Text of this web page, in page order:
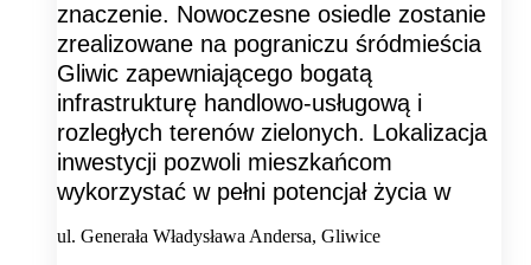
znaczenie. Nowoczesne osiedle zostanie
zrealizowane na pograniczu śródmieścia
Gliwic zapewniającego bogatą
infrastrukturę handlowo-usługową i
rozległych terenów zielonych. Lokalizacja
inwestycji pozwoli mieszkańcom
wykorzystać w pełni potencjał życia w
ul. Generała Władysława Andersa, Gliwice